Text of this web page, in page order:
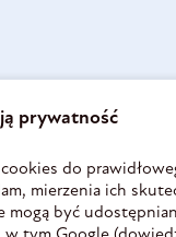
prywatność
do
mierzenia ich
mogą być